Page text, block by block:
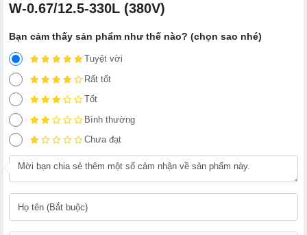
W-0.67/12.5-330L (380V)
Bạn cảm thấy sản phẩm như thế nào? (chọn sao nhé)
Tuyệt vời
Rất tốt
Tốt
Bình thường
Chưa đạt